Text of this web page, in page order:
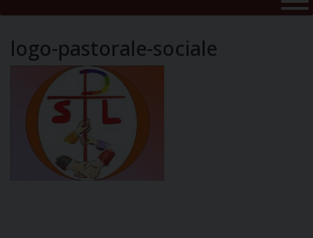
logo-pastorale-sociale